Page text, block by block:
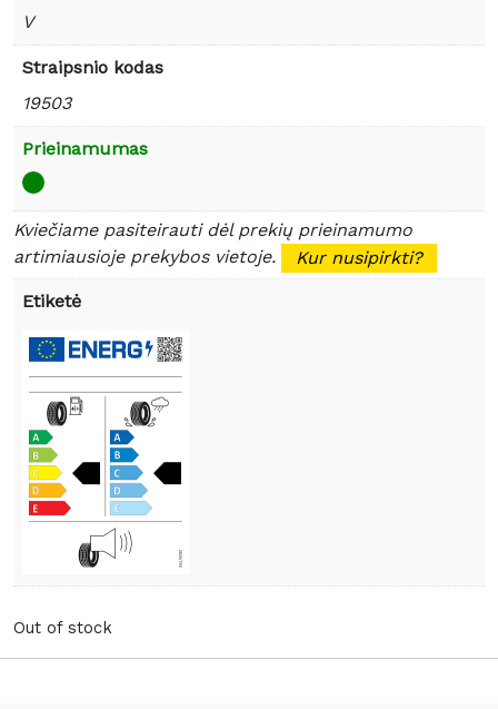
V
Straipsnio kodas
19503
Prieinamumas
Kviečiame pasiteirauti dėl prekių prieinamumo
artimiausioje prekybos vietoje.
Kur nusipirkti?
Etiketė
Out of stock